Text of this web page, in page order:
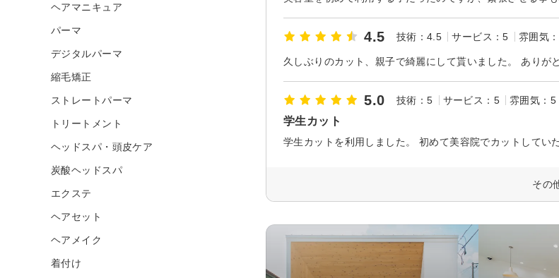
4.5 技術：4.5 サービス：5 雰囲気
久しぶりのカット、親子で綺麗にして貰いました。 ありが
5.0 技術：5 サービス：5 雰囲気：5
学生カット
その
ヘアマニキュア
パーマ
デジタルパーマ
縮毛矯正
ストレートパーマ
トリートメント
ヘッドスパ・頭皮ケア
炭酸ヘッドスパ
エクステ
ヘアセット
ヘアメイク
着付け